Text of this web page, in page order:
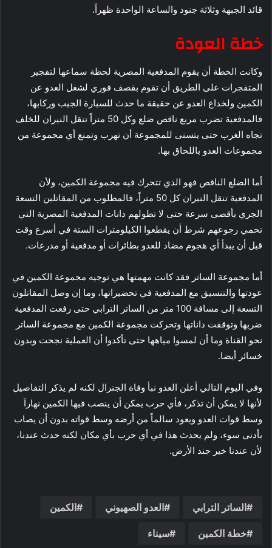
قائد الجبهة وثلاثة جنود والساعة الواحدة ظهراً.
خطة العودة
وكانت الخطة أن يقوم المدفعية المصرية لحظة سماعها لتفجير
المتفجرات على الطريق أن تقوم بقصف فوري لشغل العدو عن
الكمين ولخداع العدو عن حقيقة ما حدث للسيارة الجيب وركابها،
فالمدفعية تضرب مربع ناقص ضلع وكل 50 متراً تنقل النيران للخلف
تجاه الغرب حتى يتسنى للمجموعة أن تهرب وتمنع أي مجموعة من
مجموعات العدو باللحاق بها.
أما الضلع الناقص فهو الذي تتحرك فيه مجموعة الكمين، ولأن
المدفعية تنقل النيران كل 50 متراً، فالمطلوب من المقاتلين التسعة
الجري بأقصى سرعة حتى لا تطولهم دانات المدفعية المصرية التي
تحمي رجوعهم شرط أن يقطعوا الكيلومترات الستة في أسرع وقت
قبل أن يبدأ أي هجوم مضاد للعدو بطائرات أو مدفعية أو مدرعات.
أما مجموعة الساتر فقد كانت مهمتها هي توجيه مجموعة الكمين في
عودتها والتنسيق مع المدفعية في تحضيراتها، وما إن وصل المقاتلون
التسعة إلى مسافة 100 متر من الساتر الترابي حتى رفعت المدفعية
ضربها وتوقفت داناتها وتحركت مجموعة الكمين مع مجموعة الساتر
نحو القناة وما أن لمسوا مياهها حتى تأكدوا أن العملية نجحت وبدون
خسائر أيضا.
وفي اليوم التالي أعلن العدو نبأ وفاة الجنرال لكنه لم يذكر التفاصيل
لأنها لا يمكن أن تذكر، فأي حرب يمكن أن ينصب فيها الكمين نهاراَ
وسط قوات العدو ويعود سالماً من أرضه وسط قواته بدون أن يصاب
بأدنى سوء، ولم يحدث هذا في أي حرب بأي مكان لكنه حدث عندنا،
لأن عندنا خير جند الأرض.
الساتر الترابي العدو الصهيوني الكمين
خطة الكمين سيناء